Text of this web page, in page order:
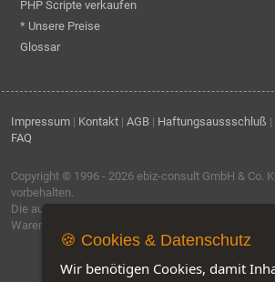
PHP Scripte verkaufen
* Unsere Preise
Glossar
Impressum | Kontakt | AGB | Haftungsaussschluß |
FAQ
Copyright © 1996 - 2026 ebiz-consult GmbH & Co.
vorbehalten.
Die auf dieser Seite verwendeten
Warenzeichen sind Eigentum der jeweiligen Firmen.
🍪 Cookies & Datenschutz
Wir benötigen Cookies, damit